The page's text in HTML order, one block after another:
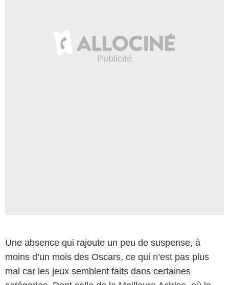
Une absence qui rajoute un peu de suspense, à
moins d’un mois des Oscars, ce qui n’est pas plus
mal car les jeux semblent faits dans certaines